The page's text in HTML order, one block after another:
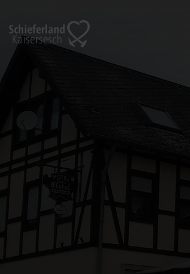
Zurück
zur
Startseite